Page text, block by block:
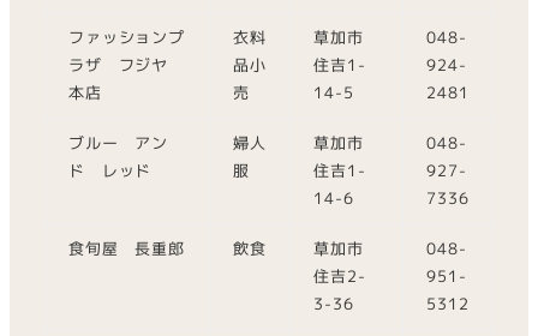
ファッションプ
ラザ フジヤ
本店
衣料
品小
売
草加市
住吉1-
14-5
048-
924-
2481
ブルー アン
ド レッド
婦人
服
草加市
住吉1-
14-6
048-
927-
7336
食旬屋 長重郎 飲食
草加市
住吉2-
3-36
048-
951-
5312